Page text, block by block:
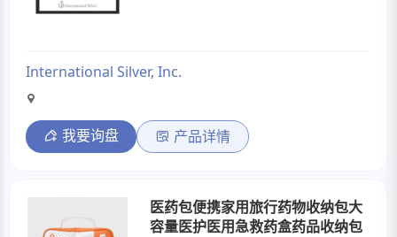
International Silver, Inc.
我要询盘 产品详情
医药包便携家用旅行药物收纳包大
容量医护医用急救药盒药品收纳包